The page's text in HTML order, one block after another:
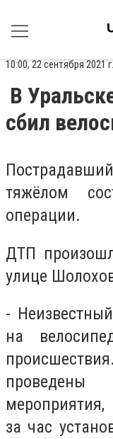
10:00, 22 сентября 2021 г.
В
сбил
тяжёлом
операции.
ДТП
улице
-
на
проведены
за час